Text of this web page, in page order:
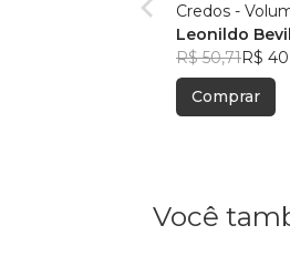
Credos -
Leonildo
R$ 50,71R$
Comprar
Você